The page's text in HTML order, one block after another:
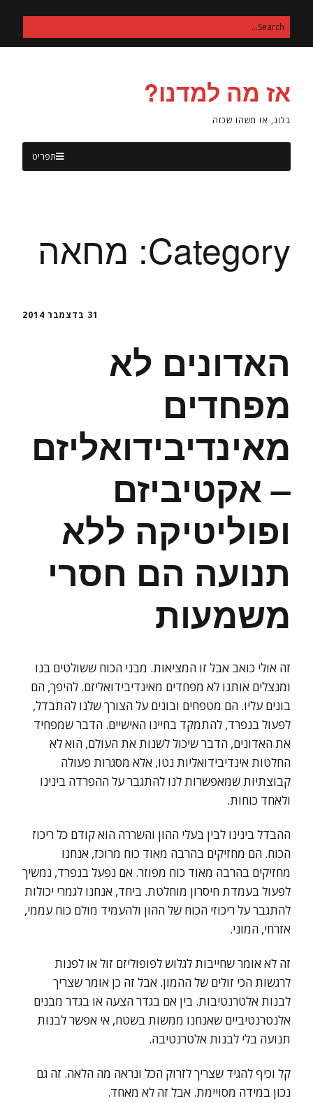
אז מה למדנו?
בלוג, או משהו שכזה
תפריט
Category: מחאה
31 בדצמבר 2014
האדונים לא
מפחדים
מאינדיבידואליזם
– אקטיביזם
ופוליטיקה ללא
תנועה הם חסרי
משמעות
זה אולי כואב אבל זו המציאות. מבני הכוח ששולטים בנו
ומנצלים אותנו לא מפחדים מאינדיבידואליזם. להיפך, הם
בונים עליו. הם מטפחים ובונים על הצורך שלנו להתבדל,
לפעול בנפרד, להתמקד בחיינו האישיים. הדבר שמפחיד
את האדונים, הדבר שיכול לשנות את העולם, הוא לא
החלטות אינדיבידואליות נטו, אלא מסגרות פעולה
קבוצתיות שמאפשרות לנו להתגבר על ההפרדה בינינו
ולאחד כוחות.
ההבדל בינינו לבין בעלי ההון והשררה הוא קודם כל ריכוז
הכוח. הם מחזיקים בהרבה מאוד כוח מרוכז, אנחנו
מחזיקים בהרבה מאוד כוח מפוזר. אם נפעל בנפרד, נמשיך
לפעול בעמדת חיסרון מוחלטת. ביחד, אנחנו לגמרי יכולות
להתגבר על ריכוזי הכוח של ההון ולהעמיד מולם כוח עממי,
אזרחי, המוני.
זה לא אומר שחייבות לגלוש לפופוליזם זול או לפנות
לרגשות הכי זולים של ההמון. אבל זה כן אומר שצריך
לבנות אלטרנטיבות. בין אם בגדר הצעה או בגדר מבנים
אלנטרנטיביים שאנחנו ממשות בשטח, אי אפשר לבנות
תנועה בלי לבנות אלטרנטיבה.
קל וכיף להגיד שצריך לזרוק הכל ונראה מה הלאה. זה גם
נכון במידה מסויימת. אבל זה לא מאחד.